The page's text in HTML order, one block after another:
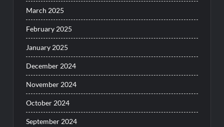
March 2025
February 2025
January 2025
December 2024
November 2024
October 2024
September 2024